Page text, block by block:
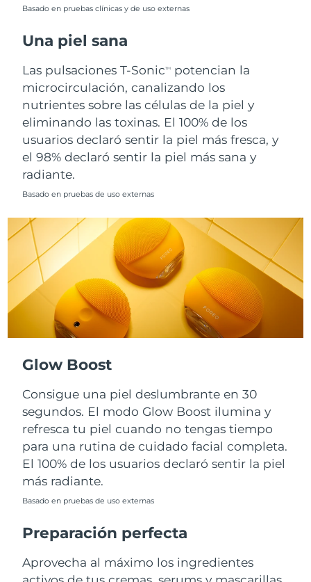
Basado en pruebas clínicas y de uso externas
Una piel sana
Las pulsaciones T-SonicTM
potencian la
microcirculación, canalizando los
nutrientes sobre las células de la piel y
eliminando las toxinas. El 100% de los
usuarios declaró sentir la piel más fresca, y
el 98% declaró sentir la piel más sana y
radiante.
Basado en pruebas de uso externas
Glow Boost
Consigue una piel deslumbrante en 30
segundos. El modo Glow Boost ilumina y
refresca tu piel cuando no tengas tiempo
para una rutina de cuidado facial completa.
El 100% de los usuarios declaró sentir la piel
más radiante.
Basado en pruebas de uso externas
Preparación perfecta
Aprovecha al máximo los ingredientes
Singapur Entrega prevista
Eslovaquia
Eslovenia Entrega prevista
Sudáfrica Entrega prevista
Corea del Sur Entrega prevista8/13/26
España
Suiza Entrega prevista 8/11/26
Taiwán Entrega prevista 8/16/26
Tailandia Entrega prevista8/15/26
Turquía Entrega prevista8/12/26
Emiratos Árabes
Reino Unido Entrega prevista8/11/26
Estados Unidos Entrega prevista8/12/26
Uzbekistán